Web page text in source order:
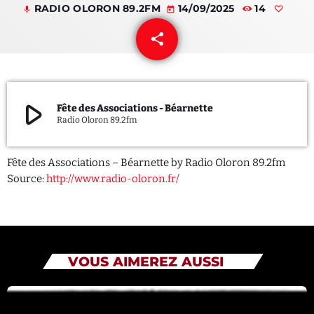
QUI SOMMES NOUS ?
Archives
septembre 2025
mic RADIO OLORON 89.2FM today 14/09/2025 14
share
email
play_arrow Fête des Associations - Béarnette
Radio Oloron 89.2fm
Fête des Associations – Béarnette by Radio Oloron 89.2fm
Source:http://www.radio-oloron.fr/
VOUS AIMEREZ AUSSI